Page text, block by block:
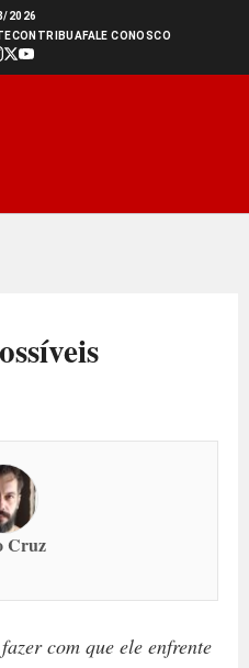
2026
CONTRIBUAFALE CONOSCO
Cruz
com que ele enfrente